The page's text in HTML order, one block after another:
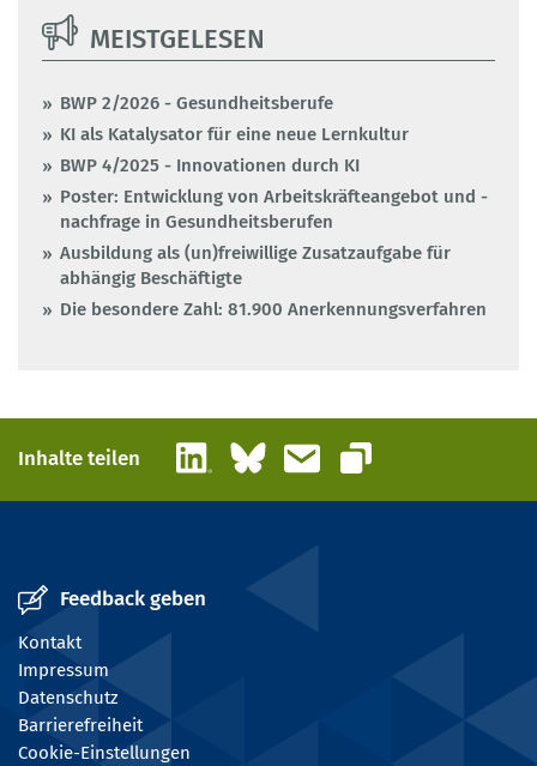
MEISTGELESEN
BWP 2/2026 - Gesundheitsberufe
KI als Katalysator für eine neue Lernkultur
BWP 4/2025 - Innovationen durch KI
Poster: Entwicklung von Arbeitskräfteangebot und -
nachfrage in Gesundheitsberufen
Ausbildung als (un)freiwillige Zusatzaufgabe für
abhängig Beschäftigte
Die besondere Zahl: 81.900 Anerkennungsverfahren
Inhalte teilen LinkedInBlueskyE-Mail
Link kopieren
Feedback geben
Kontakt
Impressum
Datenschutz
Barrierefreiheit
Cookie-Einstellungen